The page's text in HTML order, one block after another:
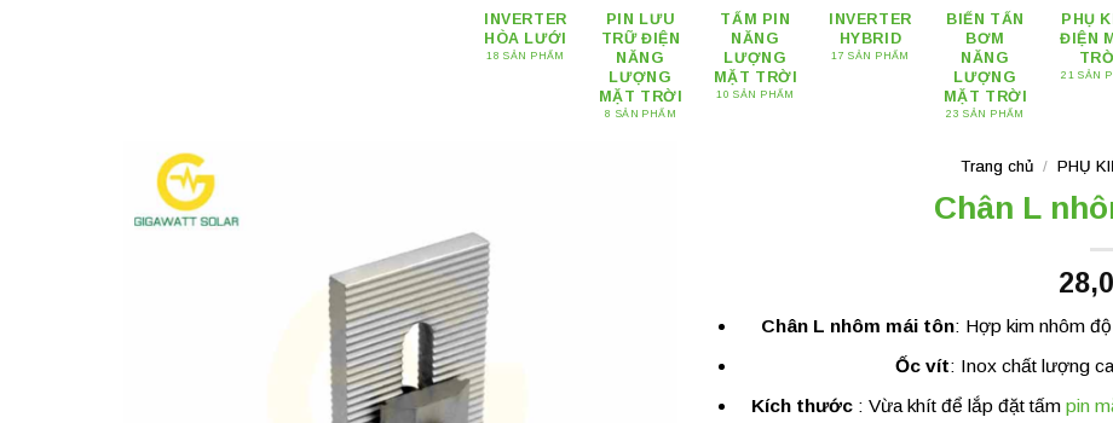
INVERTER
HÒA LƯỚI
18 SẢN PHẨM
PIN LƯU
TRỮ ĐIỆN
NĂNG
LƯỢNG
MẶT TRỜI
8 SẢN PHẨM
TẤM PIN
NĂNG
LƯỢNG
MẶT TRỜI
10 SẢN PHẨM
INVERTER
HYBRID
17 SẢN PHẨM
BIẾN TẤN
BƠM
NĂNG
LƯỢNG
MẶT TRỜI
23 SẢN PHẨM
PHỤ
ĐIỆN
21 SẢN
Trang chủ / PHỤ
Chân L
Chân L nhôm mái tôn: Hợp kim nhôm
Ốc vít: Inox chất lượng
Kích thước : Vừa khít để lắp đặt tấmpin